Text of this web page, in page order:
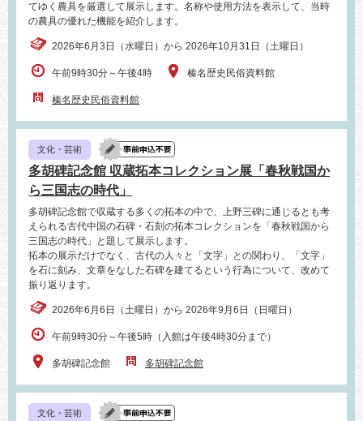
てゆく農具を厳選して展示します。名称や使用方法を表示して、当時
の農具の優れた機能を紹介します。
2026年6月3日（水曜日）から 2026年10月31日（土曜日）
午前9時30分～午後4時 榛名歴史民俗資料館
榛名歴史民俗資料館
文化・芸術
多胡碑記念館 収蔵拓本コレクション展「春秋戦国か
ら三国志の時代」
多胡碑記念館で収蔵する多くの拓本の中で、上野三碑に通じるとも考
えられる古代中国の石碑・石刻の拓本コレクションを「春秋戦国から
三国志の時代」と題して展示します。
拓本の展示だけでなく、古代の人々と「文字」との関わり、「文字」
を石に刻み、文章をなした石碑を建てるという行為について、改めて
振り返ります。
2026年6月6日（土曜日）から 2026年9月6日（日曜日）
午前9時30分～午後5時（入館は午後4時30分まで）
多胡碑記念館 多胡碑記念館
文化・芸術